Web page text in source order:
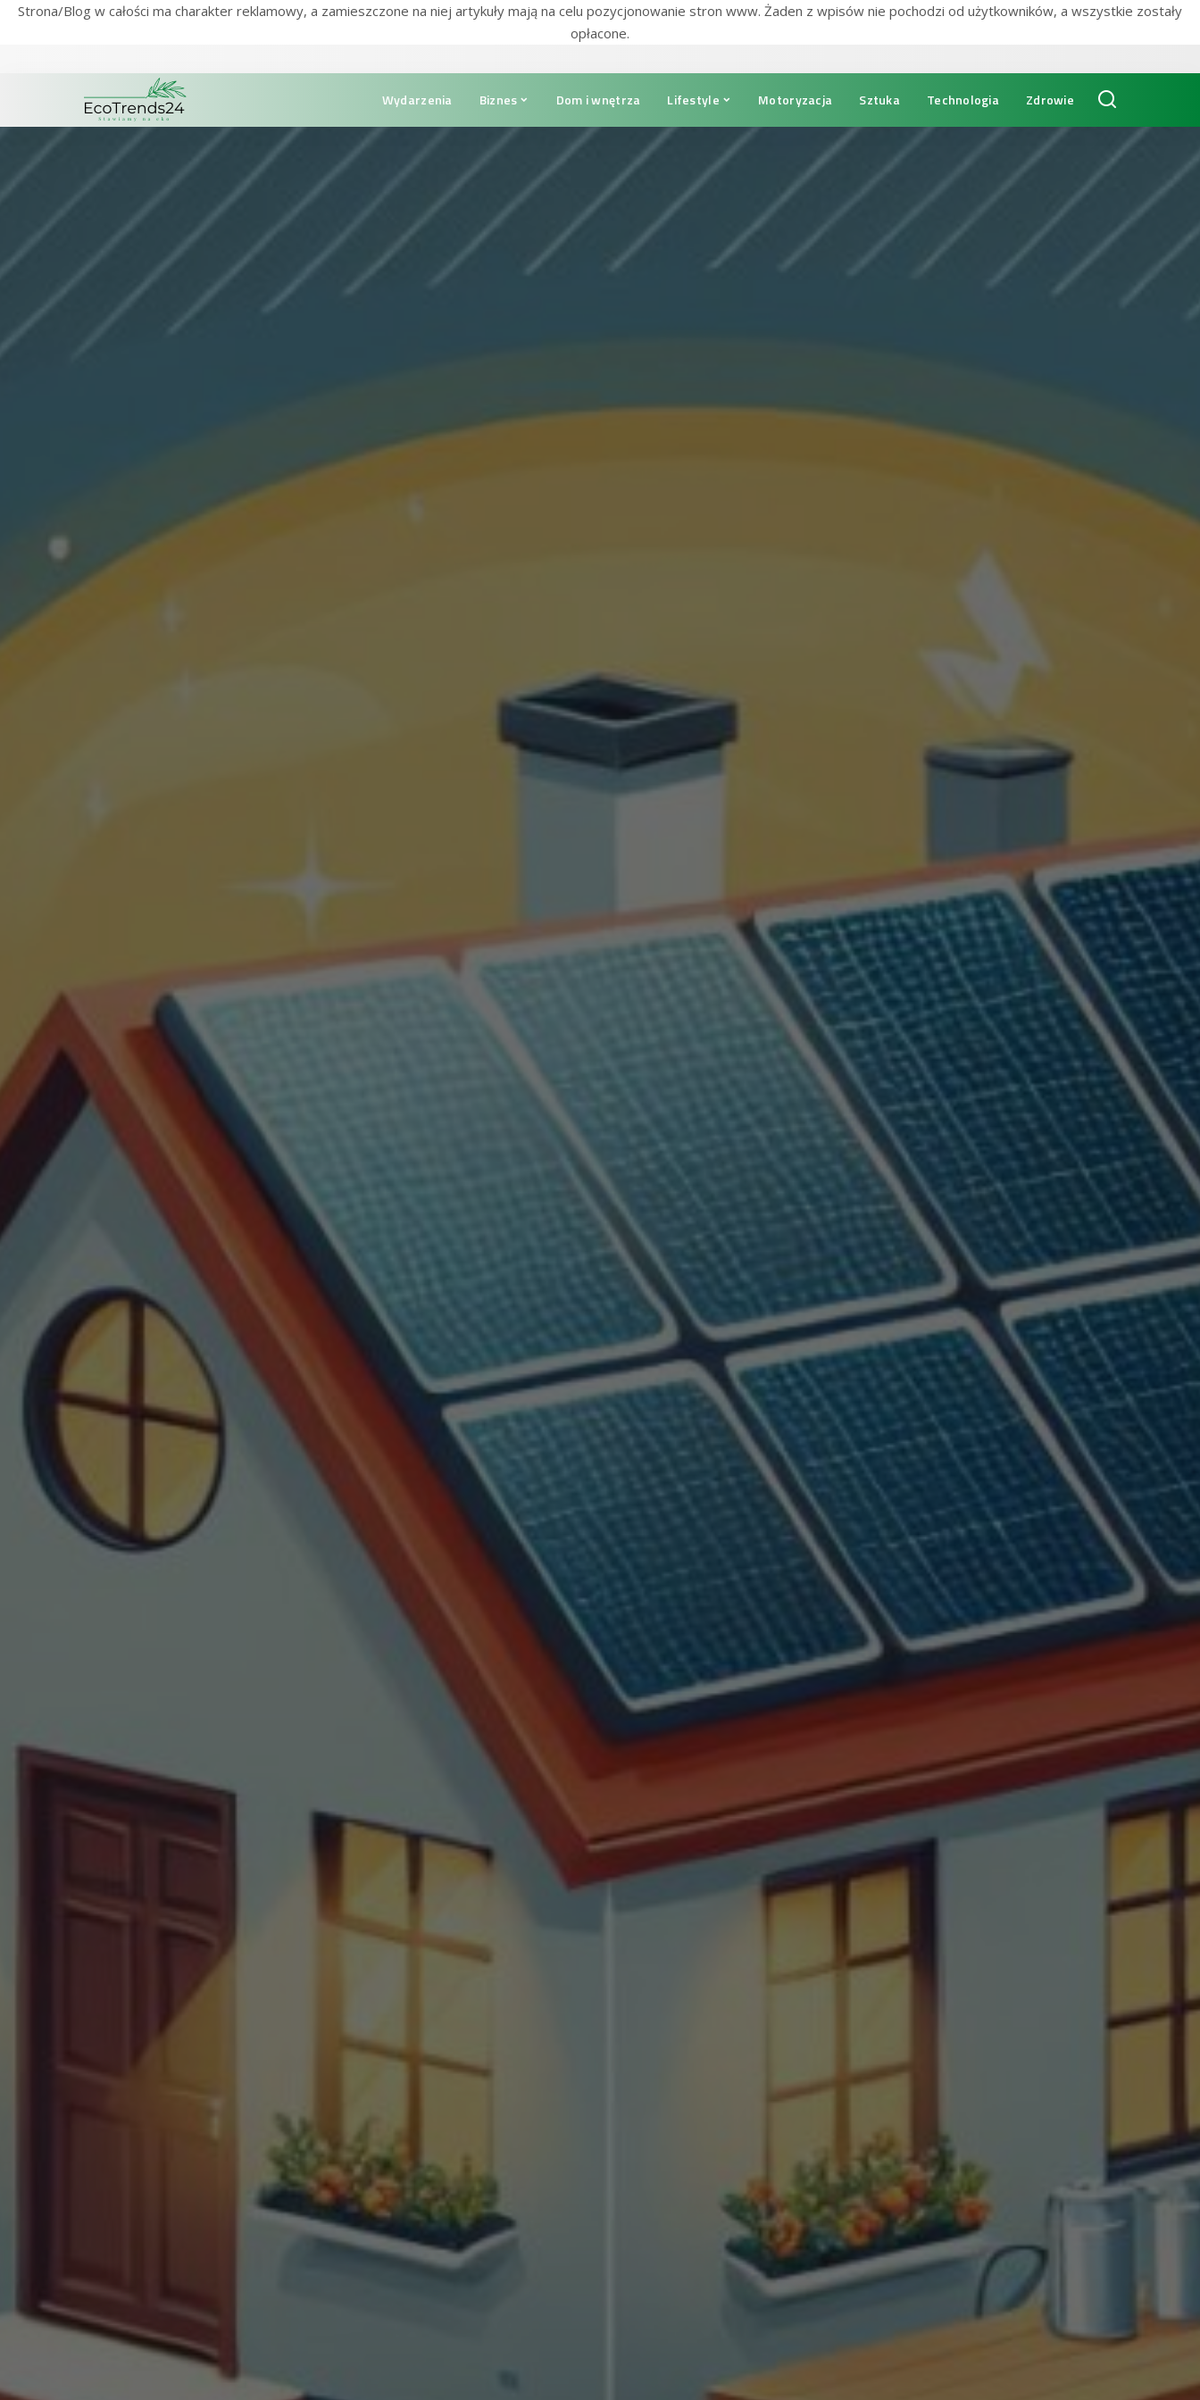
Strona/Blog w całości ma charakter reklamowy, a zamieszczone na niej artykuły mają na celu pozycjonowanie stron www. Żaden z wpisów nie pochodzi od użytkowników, a wszystkie zostały
opłacone.
Wydarzenia Biznes Dom i wnętrza Lifestyle Motoryzacja Sztuka Technologia Zdrowie